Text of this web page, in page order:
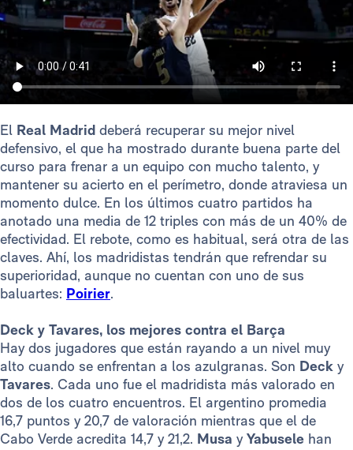
El Real Madrid deberá recuperar su mejor nivel
defensivo, el que ha mostrado durante buena parte del
curso para frenar a un equipo con mucho talento, y
mantener su acierto en el perímetro, donde atraviesa un
momento dulce. En los últimos cuatro partidos ha
anotado una media de 12 triples con más de un 40% de
efectividad. El rebote, como es habitual, será otra de las
claves. Ahí, los madridistas tendrán que refrendar su
superioridad, aunque no cuentan con uno de sus
baluartes: Poirier.
Deck y Tavares, los mejores contra el Barça
Hay dos jugadores que están rayando a un nivel muy
alto cuando se enfrentan a los azulgranas. Son Deck y
Tavares. Cada uno fue el madridista más valorado en
dos de los cuatro encuentros. El argentino promedia
16,7 puntos y 20,7 de valoración mientras que el de
Cabo Verde acredita 14,7 y 21,2. Musa yYabusele han